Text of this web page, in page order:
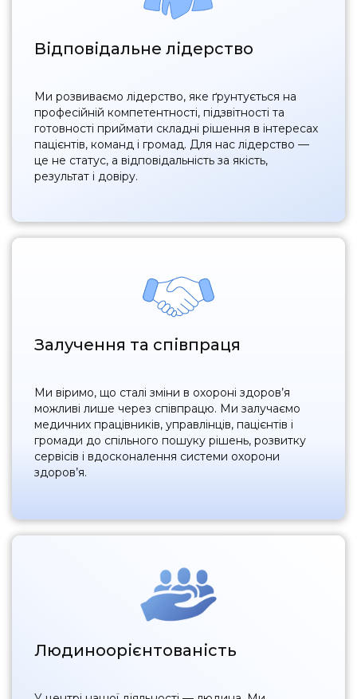
Відповідальне лідерство
Ми розвиваємо лідерство, яке ґрунтується на
професійній компетентності, підзвітності та
готовності приймати складні рішення в інтересах
пацієнтів, команд і громад. Для нас лідерство —
це не статус, а відповідальність за якість,
результат і довіру.
Залучення та співпраця
Ми віримо, що сталі зміни в охороні здоров’я
можливі лише через співпрацю. Ми залучаємо
медичних працівників, управлінців, пацієнтів і
громади до спільного пошуку рішень, розвитку
сервісів і вдосконалення системи охорони
здоров’я.
Людиноорієнтованість